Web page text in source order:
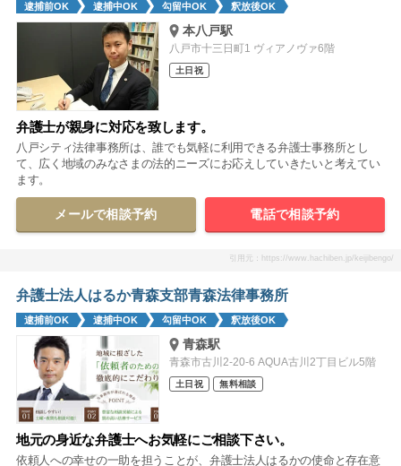
逮捕前OK 逮捕中OK 勾留中OK 釈放後OK
本八戸駅
八戸市十三日町1 ヴィアノヴァ6階
土日祝
弁護士が親身に対応を致します。
八戸シティ法律事務所は、誰でも気軽に利用できる弁護士事務所とし
て、広く地域のみなさまの法的ニーズにお応えしていきたいと考えてい
ます。
メールで相談予約 電話で相談予約
引用元：https://www.hachiben.jp/keijibengo/
弁護士法人はるか青森支部青森法律事務所
逮捕前OK 逮捕中OK 勾留中OK 釈放後OK
青森駅
青森市古川2-20-6 AQUA古川2丁目ビル5階
土日祝 無料相談
地元の身近な弁護士へお気軽にご相談下さい。
依頼人への幸せの一助を担うことが、弁護士法人はるかの使命と存在意